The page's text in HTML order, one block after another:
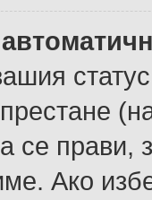
се прави,
Ако